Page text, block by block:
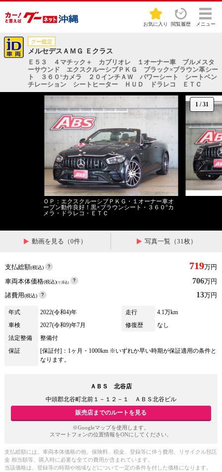
お気に入り 閲覧履歴 メニュー
グー鑑定
メルセデスＡＭＧ Ｅクラス
Ｅ５３ ４マチック＋ カブリオレ １オーナー車 ブルメスタ
ーサウンド エクスクルーシブＰＫＧ ブラック×ブラウン革シー
ト ３６０°カメラ ２０インチＡＷ パワーシート シートベン
チレーション シートヒーター ＨＵＤ ドラレコ ＥＴＣ
1 /31
ＯＰ：エクスクルーシブＰＫＧ・１オーナー車オ
ープン動作良好！黒×ブラウンシート・３６０°カ
メラ・ドラレコ・ＥＴＣ
動画を見る（0件） 写真一覧（31枚）
支払総額(税込) 719万円
車両本体価格(税込)(リ済込) 706万円
諸費用(税込) 13万円
年式 2022(令和4)年 走行
4.1万km
車検
2027(令和9)年7月 修復歴
なし
法定整備
整備付
保証
[保証付]：1ヶ月・1000km ※いずれか早い時期が保証適用の条件と
なります。
ＡＢＳ 北谷店
中頭郡北谷町北前１－１２－１ ＡＢＳ北谷ビル
販売店までのルートを見る
※Googleマップを使用します。
スマートフォンの位置情報をONにしてください。
支払総額には、車両本体価格の他、保険料、税金、登録等に伴う費用、リサイクル預託
金 相当額等、購入時に必要な全ての費用が含まれています。
当該価格は、登録等の時期や地域などについて一定の条件を付した価格になります。